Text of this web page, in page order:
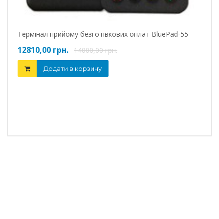
Термінал прийому безготівкових оплат BluePad-55
12810,00 грн. 14000,00 грн.
Додати в корзину